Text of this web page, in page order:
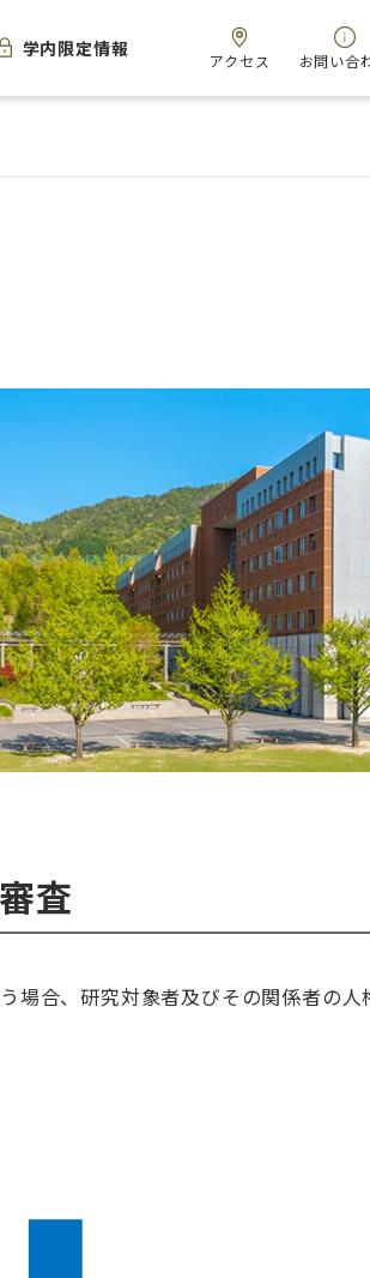
学内限定情報
アクセス お問い合
査
合、研究対象者及びその関係者の